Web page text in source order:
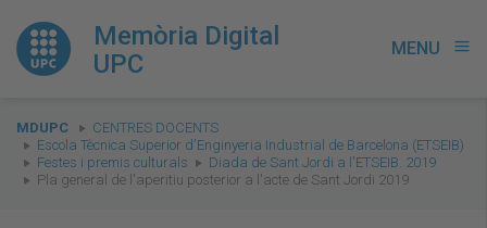
Memòria Digital
UPC
MENU menu
You
are
here:
MDUPC
CENTRES DOCENTS
Escola Tècnica Superior d'Enginyeria Industrial de Barcelona (ETSEIB)
Festes i premis culturals
Diada de Sant Jordi a l'ETSEIB. 2019
Pla general de l'aperitiu posterior a l'acte de Sant Jordi 2019